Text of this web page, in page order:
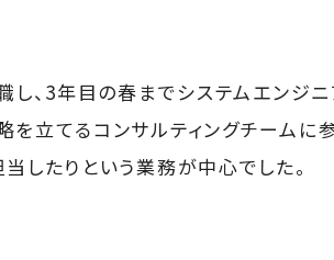
、3年目の春までシステムエンジニ
立てるコンサルティングチームに
したりという業務が中心でした。